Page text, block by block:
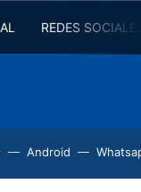
REDES
Android